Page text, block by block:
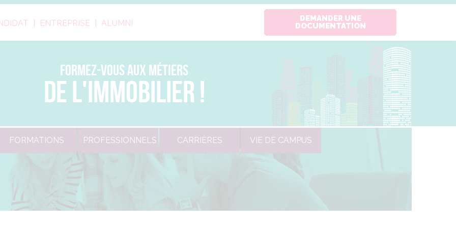
ENTREPRISE ALUMNI
DEMANDER UNE
DOCUMENTATION
FORMEZ-VOUS AUX MÉTIERS
DE L'IMMOBILIER !
FORMATIONS PROFESSIONNELS CARRIÈRES VIE DE CAMPUS